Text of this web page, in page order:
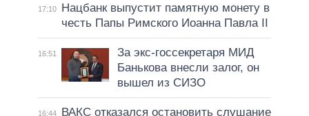
17:10
Нацбанк выпустит памятную монету в
честь Папы Римского Иоанна Павла II
16:51
За экс-госсекретаря МИД
Банькова внесли залог, он
вышел из СИЗО
16:44
ВАКС отказался остановить слушание